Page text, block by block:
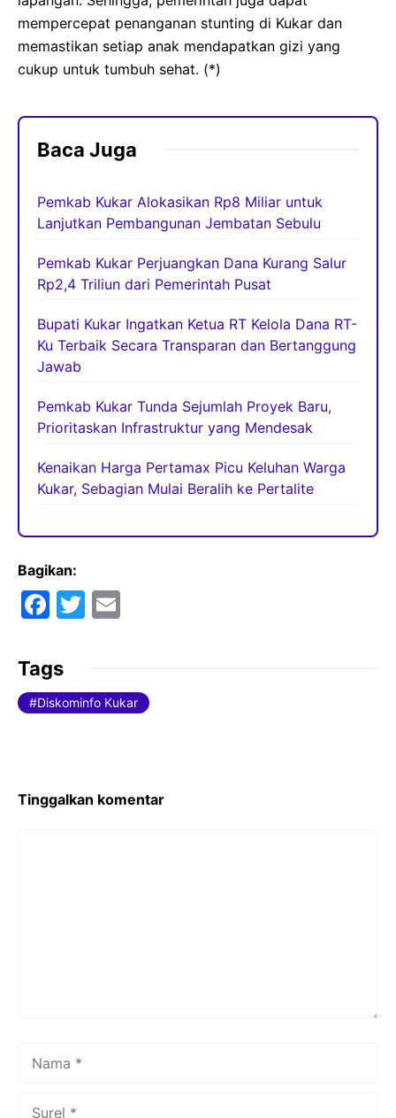
mempercepat penanganan stunting di Kukar dan
memastikan setiap anak mendapatkan gizi yang
cukup untuk tumbuh sehat. (*)
Baca Juga
Pemkab Kukar Alokasikan Rp8 Miliar untuk
Lanjutkan Pembangunan Jembatan Sebulu
Pemkab Kukar Perjuangkan Dana Kurang Salur
Rp2,4 Triliun dari Pemerintah Pusat
Bupati Kukar Ingatkan Ketua RT Kelola Dana RT-
Ku Terbaik Secara Transparan dan Bertanggung
Jawab
Pemkab Kukar Tunda Sejumlah Proyek Baru,
Prioritaskan Infrastruktur yang Mendesak
Kenaikan Harga Pertamax Picu Keluhan Warga
Kukar, Sebagian Mulai Beralih ke Pertalite
Bagikan:
F
c
e
b
k
T
er l
Tags
Diskominfo Kukar
Tinggalkan komentar